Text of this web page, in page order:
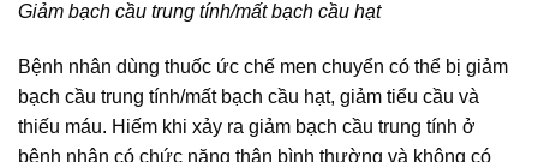
Giảm bạch cầu trung tính/mất bạch cầu hạt
Bệnh nhân dùng thuốc ức chế men chuyển có thể bị giảm
bạch cầu trung tính/mất bạch cầu hạt, giảm tiểu cầu và
thiếu máu. Hiếm khi xảy ra giảm bạch cầu trung tính ở
bệnh nhân có chức năng thận bình thường và không có